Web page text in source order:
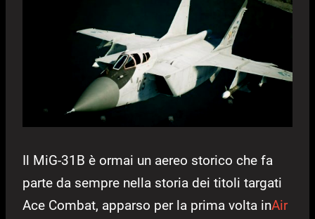
Il MiG-31B è ormai un aereo storico che fa
parte da sempre nella storia dei titoli targati
Ace Combat, apparso per la prima volta inAir